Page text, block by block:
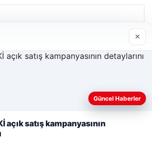
Salah’ın Transferinde Görkemli
Tarihi Ana Tanıklık Etti
Hayatını Kurtaran Havalimanı
daha iyi anlayabilmek,
Et
×
Güncel Haberler
açık satış kampanyasının